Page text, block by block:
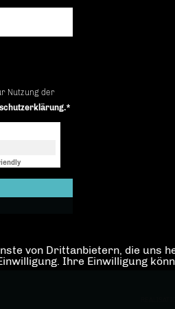
Nutzung der
von Drittanbietern, die uns
Ihre Einwilligung